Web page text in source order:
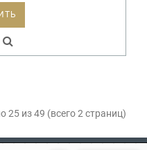
25 из 49 (всего 2 страниц)